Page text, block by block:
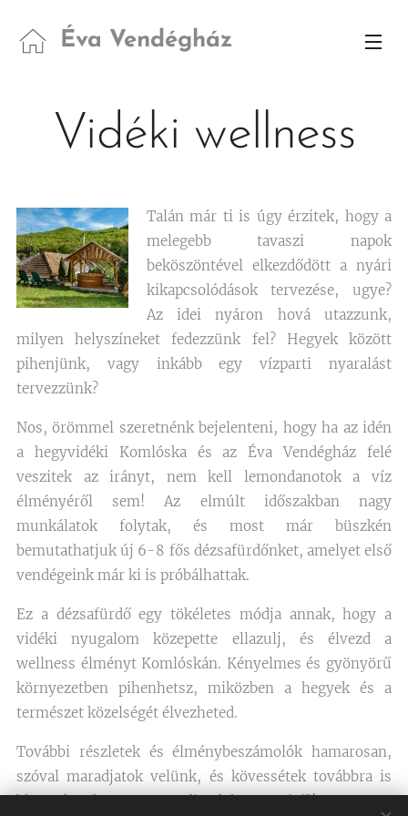
Éva Vendégház
Vidéki wellness
Talán már ti is úgy érzitek, hogy a
melegebb tavaszi napok
beköszöntével elkezdődött a nyári
kikapcsolódások tervezése, ugye?
Az idei nyáron hová utazzunk,
milyen helyszíneket fedezzünk fel? Hegyek között
pihenjünk, vagy inkább egy vízparti nyaralást
tervezzünk?
Nos, örömmel szeretnénk bejelenteni, hogy ha az idén
a hegyvidéki Komlóska és az Éva Vendégház felé
veszitek az irányt, nem kell lemondanotok a víz
élményéről sem! Az elmúlt időszakban nagy
munkálatok folytak, és most már büszkén
bemutathatjuk új 6-8 fős dézsafürdőnket, amelyet első
vendégeink már ki is próbálhattak.
Ez a dézsafürdő egy tökéletes módja annak, hogy a
vidéki nyugalom közepette ellazulj, és élvezd a
wellness élményt Komlóskán. Kényelmes és gyönyörű
környezetben pihenhetsz, miközben a hegyek és a
természet közelségét élvezheted.
További részletek és élménybeszámolók hamarosan,
szóval maradjatok velünk, és kövessétek továbbra is
blogunkat, hogy ne maradjatok le semmiről!